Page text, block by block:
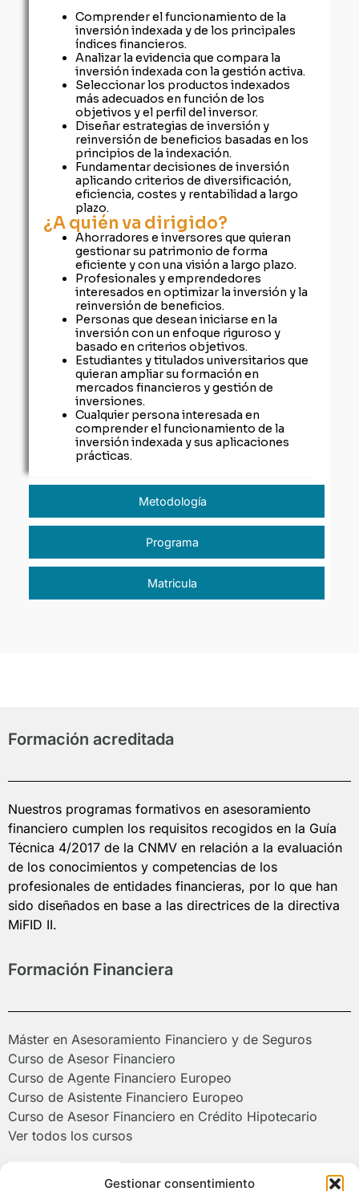
Gestionar consentimiento
Metodología
Programa
Matricula
Comprender el funcionamiento de la
inversión indexada y de los principales
índices financieros.
Analizar la evidencia que compara la
inversión indexada con la gestión activa.
Seleccionar los productos indexados
más adecuados en función de los
objetivos y el perfil del inversor.
Diseñar estrategias de inversión y
reinversión de beneficios basadas en los
principios de la indexación.
Fundamentar decisiones de inversión
aplicando criterios de diversificación,
eficiencia, costes y rentabilidad a largo
plazo.
¿A quién va dirigido?
Ahorradores e inversores que quieran
gestionar su patrimonio de forma
eficiente y con una visión a largo plazo.
Profesionales y emprendedores
interesados en optimizar la inversión y la
reinversión de beneficios.
Personas que desean iniciarse en la
inversión con un enfoque riguroso y
basado en criterios objetivos.
Estudiantes y titulados universitarios que
quieran ampliar su formación en
mercados financieros y gestión de
inversiones.
Cualquier persona interesada en
comprender el funcionamiento de la
inversión indexada y sus aplicaciones
prácticas.
Formación acreditada
Nuestros programas formativos en asesoramiento
financiero cumplen los requisitos recogidos en la Guía
Técnica 4/2017 de la CNMV en relación a la evaluación
de los conocimientos y competencias de los
profesionales de entidades financieras, por lo que han
sido diseñados en base a las directrices de la directiva
MiFID II.
Formación Financiera
Máster en Asesoramiento Financiero y de Seguros
Curso de Asesor Financiero
Curso de Agente Financiero Europeo
Curso de Asistente Financiero Europeo
Curso de Asesor Financiero en Crédito Hipotecario
Ver todos los cursos